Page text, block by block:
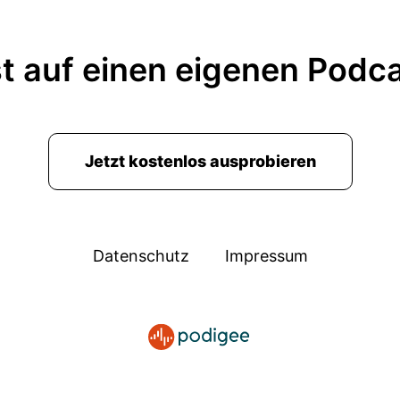
auf einen eigenen
Jetzt kostenlos ausprobieren
Datenschutz Impressum